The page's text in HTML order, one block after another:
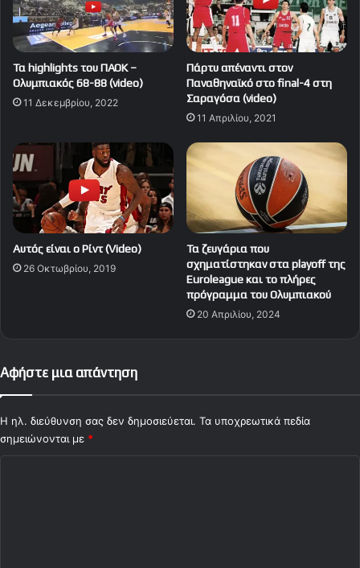
Τα highlights του ΠΑΟΚ –
Ολυμπιακός 68-88 (video)
11 Δεκεμβρίου, 2022
Πάρτυ απέναντι στον
Παναθηναϊκό στο final-4 στη
Σαραγόσα (video)
11 Απριλίου, 2021
Αυτός είναι ο Ρίντ (Video)
26 Οκτωβρίου, 2019
Τα ζευγάρια που
σχηματίστηκαν στα playoff της
Euroleague και το πλήρες
πρόγραμμα του Ολυμπιακού
20 Απριλίου, 2024
Αφήστε μια απάντηση
Η ηλ. διεύθυνση σας δεν δημοσιεύεται. Τα υποχρεωτικά πεδία
σημειώνονται με *